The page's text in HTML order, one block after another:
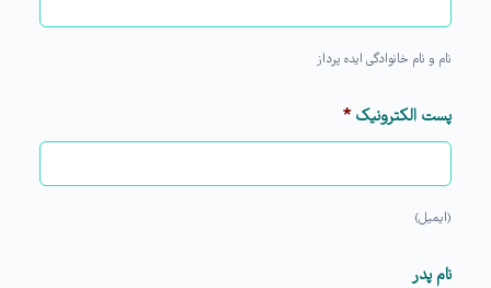
نام و نام خانوادگی ایده پرداز
پست الکترونیک *
(ایمیل)
نام پدر